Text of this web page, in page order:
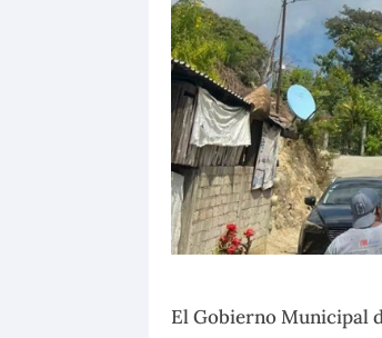
El Gobierno Municipal